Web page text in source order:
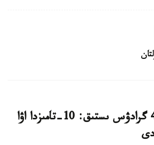
ءورت قاۋپى، 41 گرادۋس ىستىق: 10-تامىزدا اۋا